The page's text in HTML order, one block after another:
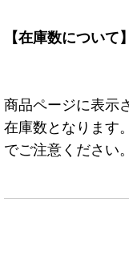
【在庫数について】
商品ページに表示
在庫数となります
でご注意ください。